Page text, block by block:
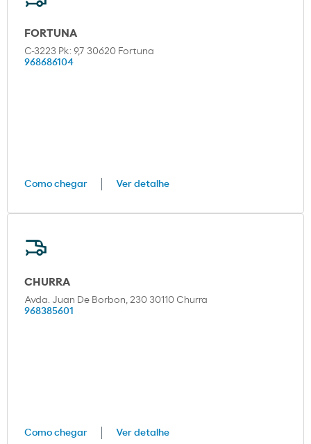
FORTUNA
C-3223 Pk: 9,7 30620 Fortuna
968686104
Como chegar Ver detalhe
CHURRA
Avda. Juan De Borbon, 230 30110 Churra
968385601
Como chegar Ver detalhe